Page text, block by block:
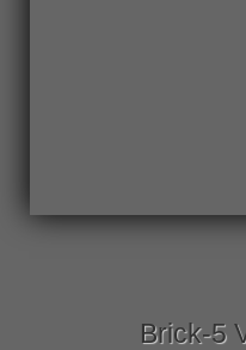
Brick-5